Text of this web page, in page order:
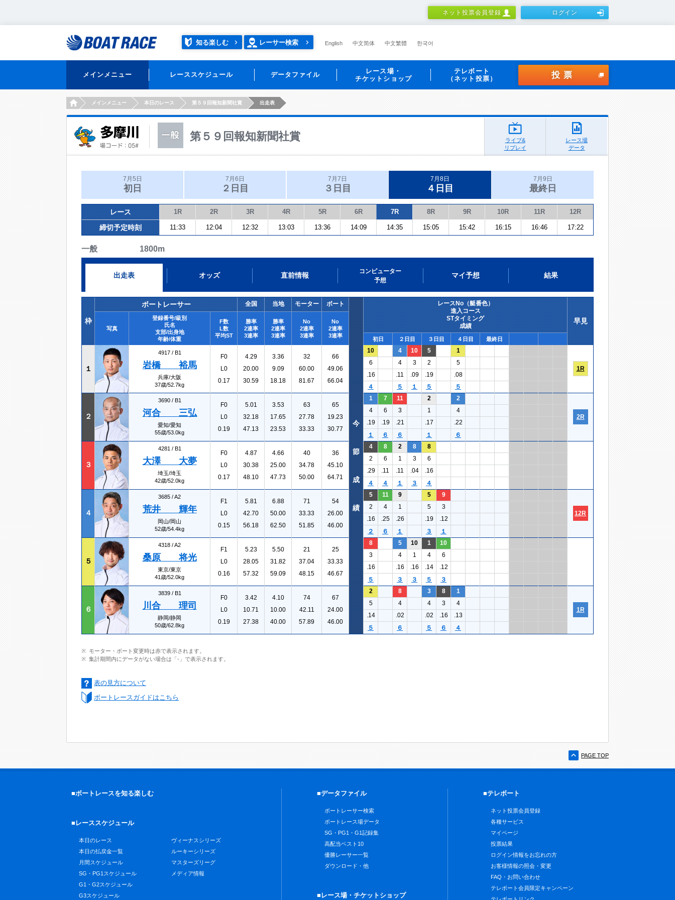
ネット投票会員登録 ログイン
知る楽しむ レーサー検索 English 中文简体 中文繁體 한국어
メインメニュー レーススケジュール データファイル
レース場・
チケットショップ
テレボート
（ネット投票）
投票
HOMEメインメニュー 本日のレース 第５９回報知新聞社賞 出走表
第５９回報知新聞社賞
ライブ&
リプレイ
レース場
データ
7月5日
初日
7月6日
２日目
7月7日
３日目
7月8日
４日目
7月9日
最終日
レース 1R 2R 3R 4R 5R 6R 7R 8R 9R 10R 11R 12R
締切予定時刻 11:33 12:04 12:32 13:03 13:36 14:09 14:35 15:05 15:42 16:15 16:46 17:22
一般 1800m
出走表 オッズ 直前情報
コンピューター
予想
マイ予想 結果
枠
ボートレーサー 全国 当地 モーター ボート
レースNo（艇番色）
進入コース
STタイミング
成績
早見
写真
登録番号/級別
氏名
支部/出身地
年齢/体重
F数
L数
平均ST
勝率
2連率
3連率
勝率
2連率
3連率
No
2連率
3連率
No
2連率
3連率
初日 ２日目 ３日目 ４日目 最終日
１
4917 / B1
岩橋 裕馬
兵庫/大阪
37歳/52.7kg
F0
L0
0.17
4.29
20.00
30.59
3.36
9.09
18.18
32
60.00
81.67
66
49.06
66.04
10 4 10 5 1
1R
6 4 3 2
5
.16
.11 .09 .19
.08
４
５ １ ５ ５
２
3690 / B1
河合 三弘
愛知/愛知
55歳/53.0kg
F0
L0
0.19
5.01
32.18
47.13
3.53
17.65
23.53
63
27.78
33.33
65
19.23
30.77
1 7 11 2 2
2R
4 6 3 1
4
.19
.19 .21 .17
.22
１
６ ６ １ ６
３
4281 / B1
大澤 大夢
埼玉/埼玉
42歳/52.0kg
F0
L0
0.17
4.87
30.38
48.10
4.66
25.00
47.73
40
34.78
50.00
36
45.10
64.71
4 8 2 8
8
2
6 1 3
6
.29
.11 .11 .04
.16
４
４ １ ３ ４
４
3685 /A2
荒井 輝年
岡山/岡山
52歳/54.4kg
F1
L0
0.15
5.81
42.70
56.18
6.88
50.00
62.50
71
33.33
51.85
54
26.00
46.00
5 11 9 5 9
12R
2 4 1 5
3
.16
.25 .26 .19
.12
２
６ １ ３ １
５
4318 /A2
桑原 将光
東京/東京
41歳/52.0kg
F1
L0
0.16
5.23
28.05
57.32
5.50
31.82
59.09
21
37.04
48.15
25
33.33
46.67
8 5 10 1
10
3
4 1 4
6
.16
.16 .16 .14
.12
５
３ ３ ５ ３
６
3839 / B1
川合 理司
静岡/静岡
50歳/62.8kg
F0
L0
0.19
3.42
10.71
27.38
4.10
10.00
40.00
74
42.11
57.89
67
24.00
46.00
2 8 3 8 1
1R
5 4 4 3
4
.14
.02 .02 .16
.13
５
６ ５ ６ ４
今
節
成
績
モーター・ボート変更時は赤で表示されます。
集計期間内にデータがない場合は「-」で表示されます。
表の見方について
ボートレースガイドはこちら
PAGE TOP
■ボートレースを知る楽しむ
■レーススケジュール
本日のレース
本日の払戻金一覧
月間スケジュール
SG・PG1スケジュール
G1・G2スケジュール
G3スケジュール
ヴィーナスシリーズ
ルーキーシリーズ
マスターズリーグ
メディア情報
■データファイル
ボートレーサー検索
ボートレース場データ
SG・PG1・G1記録集
高配当ベスト10
優勝レーサー一覧
ダウンロード・他
■レース場・チケットショップ
■テレボート
ネット投票会員登録
各種サービス
マイページ
投票結果
ログイン情報をお忘れの方
お客様情報の照会・変更
FAQ・お問い合わせ
テレボート会員限定キャンペーン